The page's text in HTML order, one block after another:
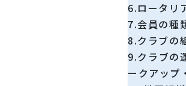
6.ロータリ
7.会員の種
8.クラブの
9.クラブの
ークアップ